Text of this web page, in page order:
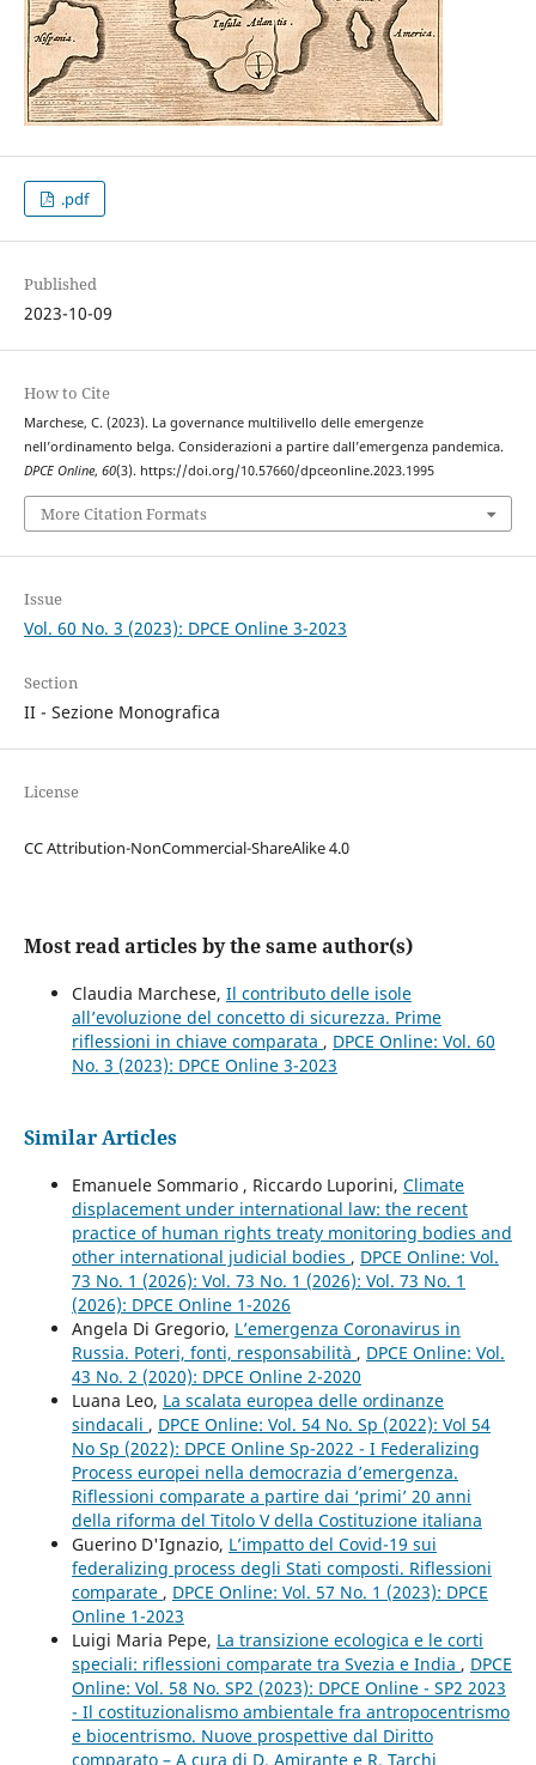
.pdf
Published
2023-10-09
How to Cite
Marchese, C. (2023). La governance multilivello delle emergenze
nell’ordinamento belga. Considerazioni a partire dall’emergenza pandemica.
DPCE Online, 60(3). https://doi.org/10.57660/dpceonline.2023.1995
More Citation Formats
Issue
Vol. 60 No. 3 (2023): DPCE Online 3-2023
Section
II - Sezione Monografica
License
CC Attribution-NonCommercial-ShareAlike 4.0
Most read articles by the same author(s)
Claudia Marchese, Il contributo delle isole
all’evoluzione del concetto di sicurezza. Prime
riflessioni in chiave comparata , DPCE Online: Vol. 60
No. 3 (2023): DPCE Online 3-2023
Similar Articles
Emanuele Sommario , Riccardo Luporini, Climate
displacement under international law: the recent
practice of human rights treaty monitoring bodies and
other international judicial bodies , DPCE Online: Vol.
73 No. 1 (2026): Vol. 73 No. 1 (2026): Vol. 73 No. 1
(2026): DPCE Online 1-2026
Angela Di Gregorio, L’emergenza Coronavirus in
Russia. Poteri, fonti, responsabilità , DPCE Online: Vol.
43 No. 2 (2020): DPCE Online 2-2020
Luana Leo, La scalata europea delle ordinanze
sindacali , DPCE Online: Vol. 54 No. Sp (2022): Vol 54
No Sp (2022): DPCE Online Sp-2022 - I Federalizing
Process europei nella democrazia d’emergenza.
Riflessioni comparate a partire dai ‘primi’ 20 anni
della riforma del Titolo V della Costituzione italiana
Guerino D'Ignazio, L’impatto del Covid-19 sui
federalizing process degli Stati composti. Riflessioni
comparate , DPCE Online: Vol. 57 No. 1 (2023): DPCE
Online 1-2023
Luigi Maria Pepe, La transizione ecologica e le corti
speciali: riflessioni comparate tra Svezia e India , DPCE
Online: Vol. 58 No. SP2 (2023): DPCE Online - SP2 2023
- Il costituzionalismo ambientale fra antropocentrismo
e biocentrismo. Nuove prospettive dal Diritto
comparato – A cura di D. Amirante e R. Tarchi